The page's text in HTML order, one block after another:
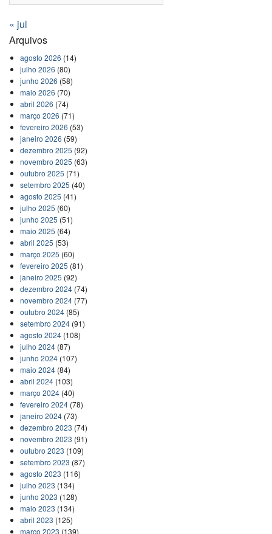
« jul
Arquivos
agosto 2026 (14)
julho 2026 (80)
junho 2026 (58)
maio 2026 (70)
abril 2026 (74)
março 2026 (71)
fevereiro 2026 (53)
janeiro 2026 (59)
dezembro 2025 (92)
novembro 2025 (63)
outubro 2025 (71)
setembro 2025 (40)
agosto 2025 (41)
julho 2025 (60)
junho 2025 (51)
maio 2025 (64)
abril 2025 (53)
março 2025 (60)
fevereiro 2025 (81)
janeiro 2025 (92)
dezembro 2024(74)
novembro 2024(77)
outubro 2024(85)
setembro 2024(91)
agosto 2024(108)
julho 2024(87)
junho 2024(107)
maio 2024(84)
abril 2024(103)
março 2024(40)
fevereiro 2024(78)
janeiro 2024(73)
dezembro 2023 (74)
novembro 2023 (91)
outubro 2023 (109)
setembro 2023 (87)
agosto 2023 (116)
julho 2023 (134)
junho 2023 (128)
maio 2023 (134)
abril 2023 (125)
março 2023 (139)